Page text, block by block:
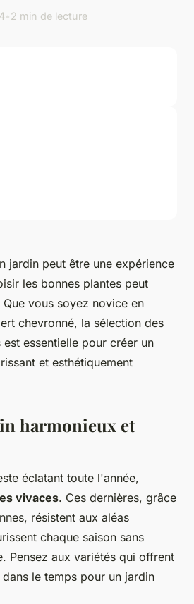
•2 min de lecture
jardin peut être une expérience
les bonnes plantes peut
vous soyez novice en
chevronné, la sélection des
essentielle pour créer un
et esthétiquement
harmonieux et
éclatant toute l'année,
vivaces. Ces dernières, grâce
résistent aux aléas
chaque saison sans
Pensez aux variétés qui offrent
le temps pour un jardin